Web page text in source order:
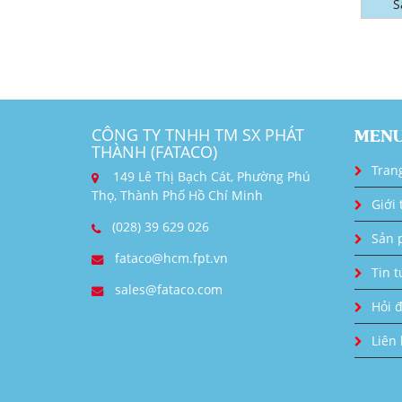
CÔNG TY TNHH TM SX PHÁT
THÀNH (FATACO)
149 Lê Thị Bạch Cát, Phường Phú
Thọ, Thành Phố Hồ Chí Minh
(028) 39 629 026
fataco@hcm.fpt.vn
sales@fataco.com
Giới
Sản
Tin
Hỏi
Liên